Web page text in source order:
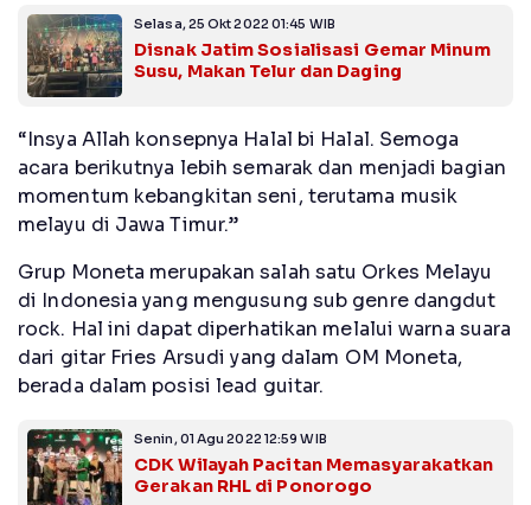
Selasa, 25 Okt 2022 01:45 WIB
Disnak Jatim Sosialisasi Gemar Minum
Susu, Makan Telur dan Daging
“Insya Allah konsepnya Halal bi Halal. Semoga
acara berikutnya lebih semarak dan menjadi bagian
momentum kebangkitan seni, terutama musik
melayu di Jawa Timur.”
Grup Moneta merupakan salah satu Orkes Melayu
di Indonesia yang mengusung sub genre dangdut
rock. Hal ini dapat diperhatikan melalui warna suara
dari gitar Fries Arsudi yang dalam OM Moneta,
berada dalam posisi lead guitar.
Senin, 01 Agu 2022 12:59 WIB
CDK Wilayah Pacitan Memasyarakatkan
Gerakan RHL di Ponorogo